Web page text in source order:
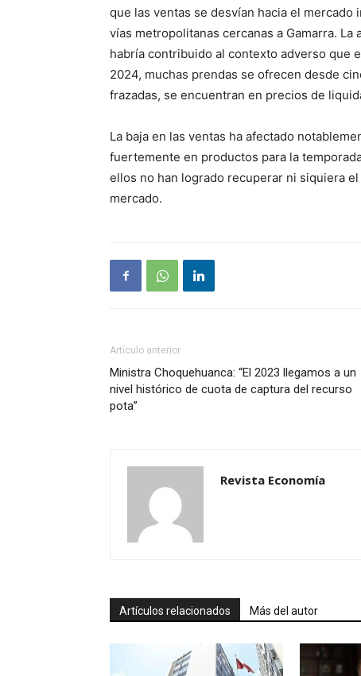
que las ventas se desvían hacia el
vías metropolitanas cercanas a Gamarra.
habría contribuido al contexto adverso que
2024, muchas prendas se ofrecen desde
frazadas, se encuentran en precios de
La baja en las ventas ha afectado
fuertemente en productos para la
ellos no han logrado recuperar ni siquiera
mercado.
Artículo anterior
Ministra Choquehuanca: “El 2023 llegamos a un
nivel histórico de cuota de captura del recurso
pota”
Revista Economía
Artículos relacionados Más del autor